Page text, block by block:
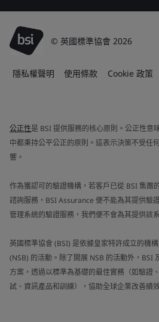
© 英國標準協會 2026
隱私權聲明 使用條款 Cookie 政策
公正性是 BSI 提供服務的核心原則。公正性意
中都秉持公平公正的原則。這表示決策不受任
響。
作為獲認可的驗證機構，若客戶已從 BSI 集團
諮詢服務，BSI Assurance 便不能為其提供驗
管理系統的驗證服務，我們便不會為其提供該
英國標準協會 (BSI) 是依據皇家特許成立的機
(NSB) 的活動。除了開展 NSB 的活動外，BSI
方案，透過以標準為基礎的最佳實務（如驗證
試、資訊產品和訓練），協助全球企業改善績